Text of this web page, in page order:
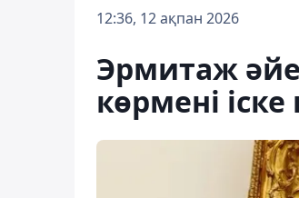
12:36, 12 ақпан 2026
Эрмитаж
көрмені